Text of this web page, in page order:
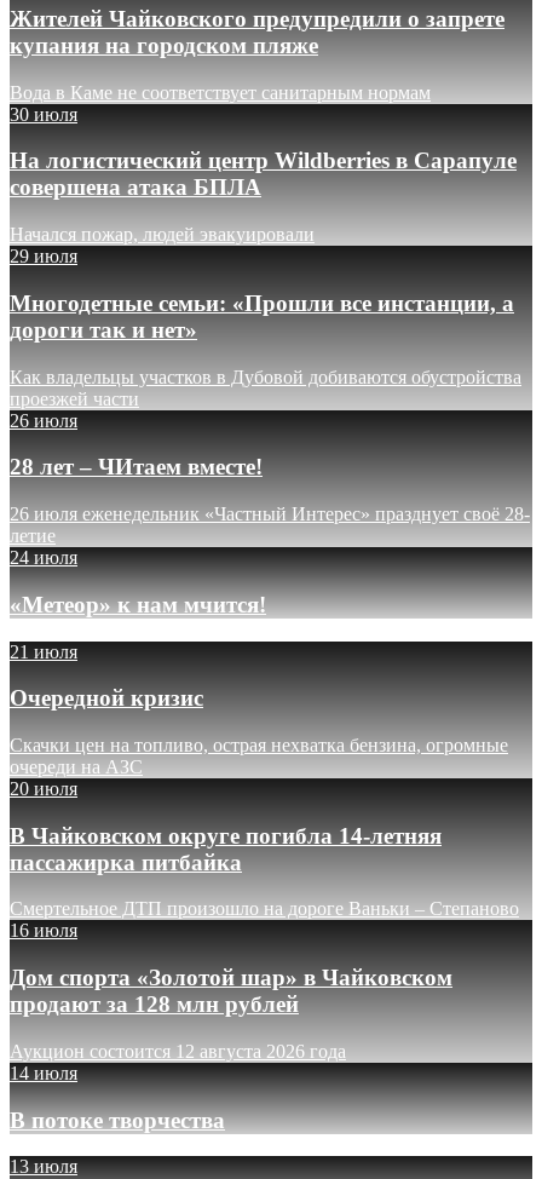
Жителей Чайковского предупредили о запрете
купания на городском пляже
Вода в Каме не соответствует санитарным нормам
30 июля
На логистический центр Wildberries в Сарапуле
совершена атака БПЛА
Начался пожар, людей эвакуировали
29 июля
Многодетные семьи: «Прошли все инстанции, а
дороги так и нет»
Как владельцы участков в Дубовой добиваются обустройства
проезжей части
26 июля
28 лет – ЧИтаем вместе!
26 июля еженедельник «Частный Интерес» празднует своё 28-
летие
24 июля
«Метеор» к нам мчится!
21 июля
Очередной кризис
Скачки цен на топливо, острая нехватка бензина, огромные
очереди на АЗС
20 июля
В Чайковском округе погибла 14-летняя
пассажирка питбайка
Смертельное ДТП произошло на дороге Ваньки – Степаново
16 июля
Дом спорта «Золотой шар» в Чайковском
продают за 128 млн рублей
Аукцион состоится 12 августа 2026 года
14 июля
В потоке творчества
13 июля